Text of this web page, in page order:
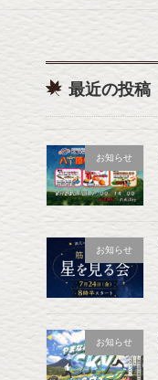
最近の投稿
お知らせ
お知らせ
お知らせ